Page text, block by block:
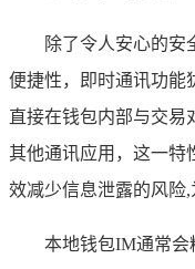
除了令人安心的安
便捷性，即时通讯功能
直接在钱包内部与交易
其他通讯应用，这一特
效减少信息泄露的风险,
本地钱包IM通常会